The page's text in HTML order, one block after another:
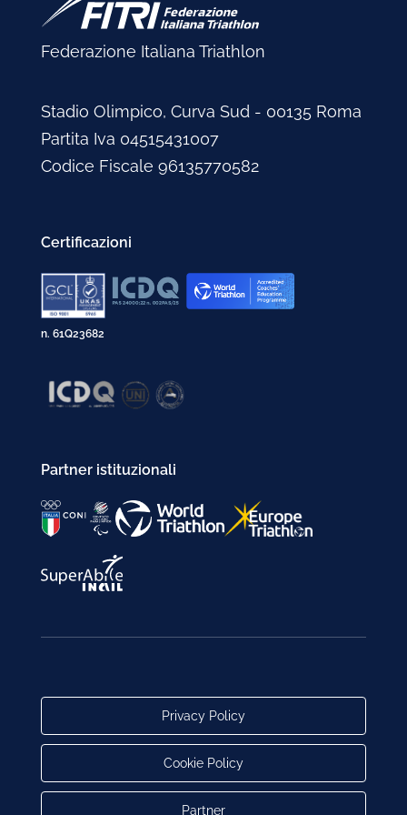
Febbraio 2005
Gennaio 2004
Marzo 2003
Febbraio 2003
Febbraio 2002
Federazione Italiana Triathlon
Stadio Olimpico, Curva Sud - 00135 Roma
Partita Iva 04515431007
Codice Fiscale 96135770582
Certificazioni
n. 61Q23682
Partner istituzionali
Privacy Policy
Cookie Policy
Partner